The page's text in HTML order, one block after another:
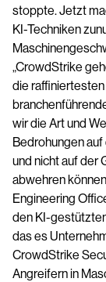
stoppte. Jetzt
KI-Techniken
„CrowdStrike
die
wir die Art und
Bedrohungen
und nicht auf der
abwehren
Engineering
den KI-
das es
CrowdStrike
Angreifern in